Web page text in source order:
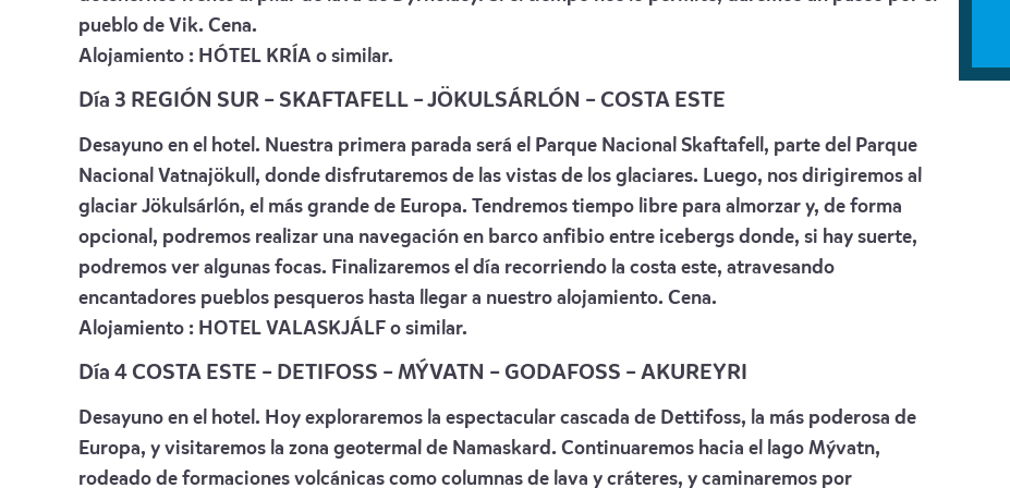
pueblo de Vik. Cena.
Alojamiento : HÓTEL KRÍA o similar.
Día 3 REGIÓN SUR – SKAFTAFELL – JÖKULSÁRLÓN – COSTA ESTE
Desayuno en el hotel. Nuestra primera parada será el Parque Nacional Skaftafell, parte del Parque
Nacional Vatnajökull, donde disfrutaremos de las vistas de los glaciares. Luego, nos dirigiremos al
glaciar Jökulsárlón, el más grande de Europa. Tendremos tiempo libre para almorzar y, de forma
opcional, podremos realizar una navegación en barco anfibio entre icebergs donde, si hay suerte,
podremos ver algunas focas. Finalizaremos el día recorriendo la costa este, atravesando
encantadores pueblos pesqueros hasta llegar a nuestro alojamiento. Cena.
Alojamiento : HOTEL VALASKJÁLF o similar.
Día 4 COSTA ESTE – DETIFOSS – MÝVATN – GODAFOSS – AKUREYRI
Desayuno en el hotel. Hoy exploraremos la espectacular cascada de Dettifoss, la más poderosa de
Europa, y visitaremos la zona geotermal de Namaskard. Continuaremos hacia el lago Mývatn,
rodeado de formaciones volcánicas como columnas de lava y cráteres, y caminaremos por